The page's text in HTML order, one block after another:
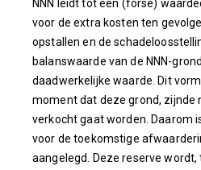
NNN leidt tot een (forse)
voor de extra kosten ten
opstallen en de
balanswaarde van de NNN-
daadwerkelijke waarde. Dit
moment dat deze grond, zijnde
verkocht gaat worden. Daarom
voor de toekomstige
aangelegd. Deze reserve